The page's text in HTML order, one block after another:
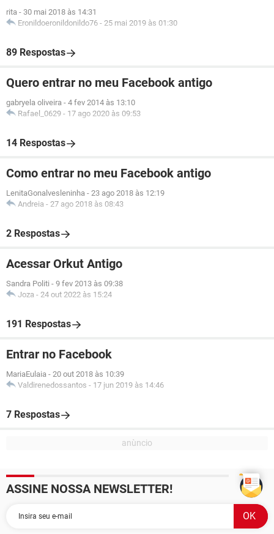
rita - 30 mai 2018 às 14:31
Eronildoeronildonildo76 - 25 mai 2019 às 01:30
89 Respostas
Quero entrar no meu Facebook antigo
gabryela oliveira - 4 fev 2014 às 13:10
Rafael_0629 - 17 ago 2020 às 09:53
14 Respostas
Como entrar no meu Facebook antigo
LenitaGonalvesleninha - 23 ago 2018 às 12:19
Andreia - 27 ago 2018 às 08:43
2 Respostas
Acessar Orkut Antigo
Sandra Politi - 9 fev 2013 às 09:38
Joza - 24 out 2022 às 15:24
191 Respostas
Entrar no Facebook
MariaEulaia - 20 out 2018 às 10:39
Valdirenedossantos - 17 jun 2019 às 14:46
7 Respostas
ASSINE NOSSA NEWSLETTER!